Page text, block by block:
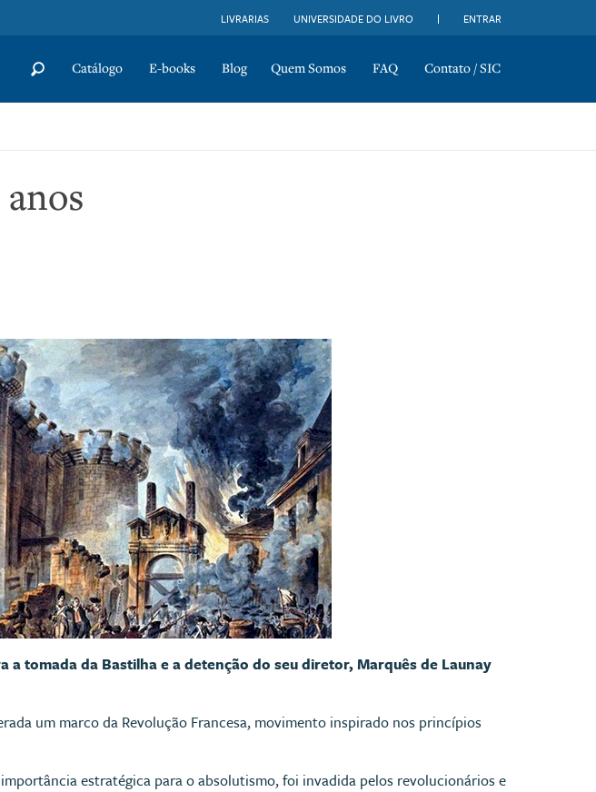
LIVRARIAS UNIVERSIDADE DO LIVRO ENTRAR
Catálogo E-books Blog Quem Somos FAQ Contato / SIC
a tomada da Bastilha e a detenção do seu diretor, Marquês de Launay
um marco da Revolução Francesa, movimento inspirado nos princípios
estratégica para o absolutismo, foi invadida pelos revolucionários e